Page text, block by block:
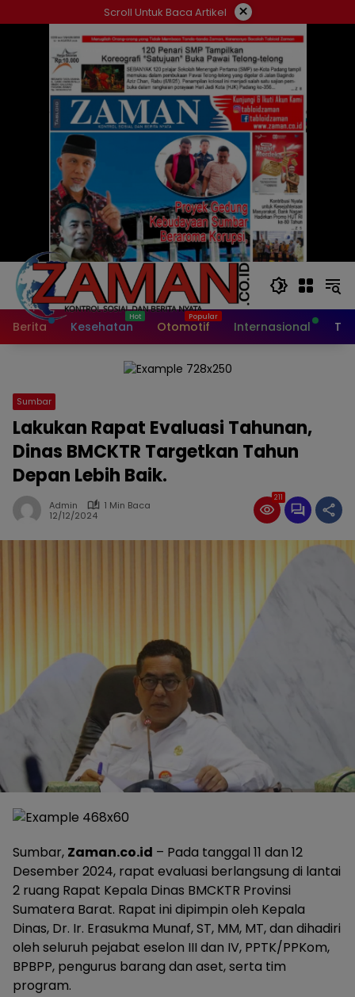
ke
Scroll Untuk Baca Artikel ×
Berita Kesehatan Otomotif Internasional
Sumbar
Lakukan Rapat Evaluasi Tahunan,
Dinas BMCKTR Targetkan Tahun
Depan Lebih Baik.
Admin
1 Min Baca
12/12/2024
211
Sumbar, Zaman.co.id – Pada tanggal 11 dan 12
Desember 2024, rapat evaluasi berlangsung di lantai
2 ruang Rapat Kepala Dinas BMCKTR Provinsi
Sumatera Barat. Rapat ini dipimpin oleh Kepala
Dinas, Dr. Ir. Erasukma Munaf, ST, MM, MT, dan dihadiri
oleh seluruh pejabat eselon III dan IV, PPTK/PPKom,
BPBPP, pengurus barang dan aset, serta tim
program.